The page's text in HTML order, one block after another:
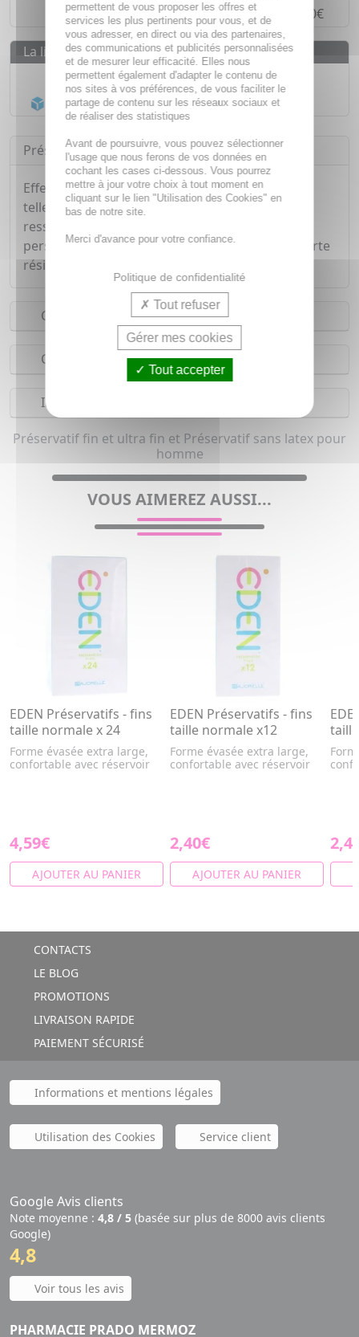
Paiement en4 fois sans fraisà partir de 30€
La livraison
Livraison gratuite dès55€
Acheminement Chronopost en 24h*
Présentation
Effet « seconde peau », sans latex, SKYNFEEL,
tellement doux et confortable que vous le
ressentirez à peine. Recommandé pour les
personnes allergiques au latex. Combine une forte
résistance à un confort ultime.
Conseils d'utilisation
Composition
Indications
Préservatif fin et ultra fin et Préservatif sans latex pour
homme
VOUS AIMEREZ AUSSI...
EDEN Préservatifs - fins
taille normale x 24
Forme évasée extra large,
confortable avec réservoir
4,59€
AJOUTER AU PANIER
EDEN Préservatifs - fins
taille normale x12
Forme évasée extra large,
confortable avec réservoir
2,40€
AJOUTER AU PANIER
CONTACTS
LE BLOG
PROMOTIONS
LIVRAISON RAPIDE
PAIEMENT SÉCURISÉ
Informations et mentions légales
Utilisation des Cookies Service client
Google Avis clients
Note moyenne : 4,8 / 5 (basée sur plus de 8000 avis clients
Google)
4,8
Voir tous les avis
PHARMACIE PRADO MERMOZ
permettent de vous proposer les offres et
services les plus pertinents pour vous, et de
vous adresser, en direct ou via des partenaires,
des communications et publicités personnalisées
et de mesurer leur efficacité. Elles nous
permettent également d'adapter le contenu de
nos sites à vos préférences, de vous faciliter le
partage de contenu sur les réseaux sociaux et
de réaliser des statistiques
Avant de poursuivre, vous pouvez sélectionner
l'usage que nous ferons de vos données en
cochant les cases ci-dessous. Vous pourrez
mettre à jour votre choix à tout moment en
cliquant sur le lien "Utilisation des Cookies" en
bas de notre site.
Merci d'avance pour votre confiance.
Politique de confidentialité
Tout refuser
Gérer mes cookies
Tout accepter